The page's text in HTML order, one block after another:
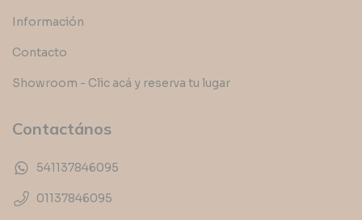
Información
Contacto
Showroom - Clic acá y reserva tu lugar
Contactános
541137846095
01137846095